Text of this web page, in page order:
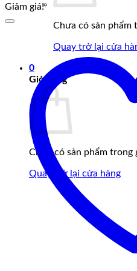
Chưa có sản phẩm
Quay trở lại cửa
0
Giỏ hàng
Chưa có sản phẩm trong
Quay trở lại cửa hàng
Giảm giá!